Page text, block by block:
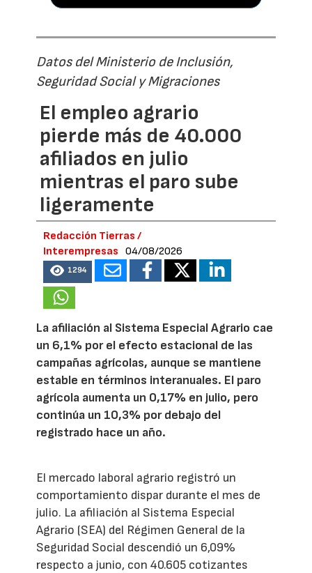
Datos del Ministerio de Inclusión,
Seguridad Social y Migraciones
El empleo agrario
pierde más de 40.000
afiliados en julio
mientras el paro sube
ligeramente
Redacción Tierras /
Interempresas
04/08/2026
1294
La afiliación al Sistema Especial Agrario cae
un 6,1% por el efecto estacional de las
campañas agrícolas, aunque se mantiene
estable en términos interanuales. El paro
agrícola aumenta un 0,17% en julio, pero
continúa un 10,3% por debajo del
registrado hace un año.
El mercado laboral agrario registró un
comportamiento dispar durante el mes de
julio. La afiliación al Sistema Especial
Agrario (SEA) del Régimen General de la
Seguridad Social descendió un 6,09%
respecto a junio, con 40.605 cotizantes